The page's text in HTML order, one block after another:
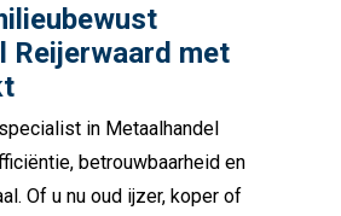
Reijerwaard met
in Metaalhandel
betrouwbaarheid en
Of u nu oud ijzer, koper of